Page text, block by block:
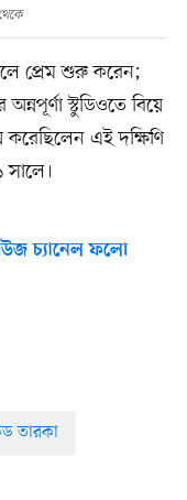
প্রেম শুরু করেন;
স্টুডিওতে বিয়ে
এই দক্ষিণি
চ্যানেল ফলো
তারকা